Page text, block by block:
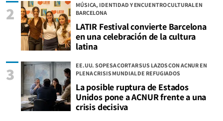
MÚSICA, IDENTIDAD Y ENCUENTRO CULTURAL EN
BARCELONA
LATIR Festival convierte Barcelona
en una celebración de la cultura
latina
2
EE.UU. SOPESA CORTAR SUS LAZOS CON ACNUR EN
PLENA CRISIS MUNDIAL DE REFUGIADOS
La posible ruptura de Estados
Unidos pone a ACNUR frente a una
crisis decisiva
3